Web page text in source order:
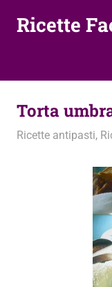
Ricette
Torta
27 Aprile 2012
admin
Ricette antipasti,